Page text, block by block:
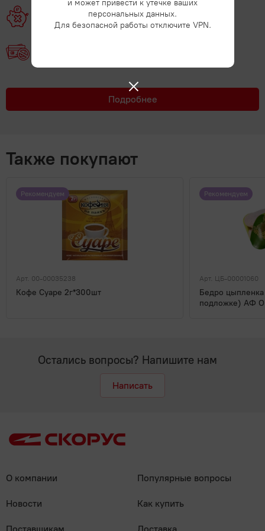
Без кредитных организаций
Подробнее
Также покупают
Рекомендуем
Арт. 00-00035238
Кофе Суаре 2г*300шт
Рекомендуем
Арт. ЦБ-00001060
Бедро
подложке) АФ
Остались вопросы? Напишите нам
Написать
О компании
Новости
Популярные вопросы
Как купить
и может привести к утечке ваших
персональных данных.
Для безопасной работы отключите VPN.